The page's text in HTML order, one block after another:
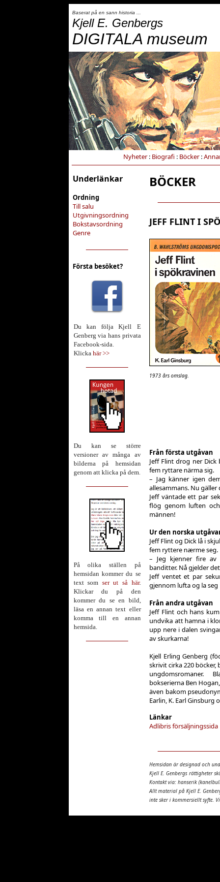
Baserat på en sann historia ...
Kjell E. Genbergs
DIGITALA museum
Nyheter: Biografi : Böcker:
Underlänkar
Ordning
Till salu
Utgivningsordning
Bokstavsordning
Genre
Första besöket?
Du kan följa Kjell E
Genberg via hans privata
Facebook-sida.
Klicka här >>
Du kan se större
versioner av många av
bilderna på hemsidan
genom att klicka på dem.
På olika ställen på
hemsidan kommer du se
text som ser ut så här.
Klickar du på den
kommer du se en bild,
läsa en annan text eller
komma till en annan
hemsida.
BÖCKER
JEFF FLINT I
1973 års omslag.
Från första utgåvan
Jeff Flint drog ner Dick
fem ryttare närma sig.
– Jag känner igen
allesammans. Nu gäller
Jeff väntade ett par
flög genom luften
männen!
Ur den norska
Jeff Flint og Dick lå i
fem ryttere nærme seg.
– Jeg kjenner fire av
banditter. Nå gjelder
Jeff ventet et par
gjennom lufta og la
Från andra utgåvan
Jeff Flint och hans
undvika att hamna i
upp nere i dalen
av skurkarna!
Kjell Erling Genberg
skrivit cirka 220 böcker,
bokserierna Ben
även bakom
Earlin, K. Earl Ginsburg
Länkar
Adlibris försäljningssida
Hemsidan är designad och
Kjell E. Genbergs rättigheter
Kontakt via: hanserik
Allt material på Kjell E.
inte sker i kommersiellt syfte.